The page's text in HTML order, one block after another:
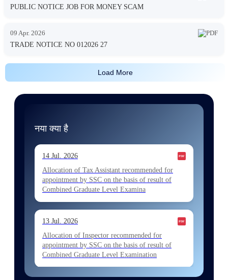
PUBLIC NOTICE JOB FOR MONEY SCAM
09 Apr. 2026
TRADE NOTICE NO 012026 27
Load More
नया क्या है
14 Jul. 2026
Allocation of Tax Assistant recommended for
appointment by SSC on the basis of result of
Combined Graduate Level Examina
13 Jul. 2026
Allocation of Inspector recommended for
appointment by SSC on the basis of result of
Combined Graduate Level Examination